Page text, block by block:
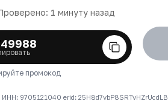
1 минуту назад
промокод
9705121040 erid: 25H8d7vbP8SRTvHZrUcdLB